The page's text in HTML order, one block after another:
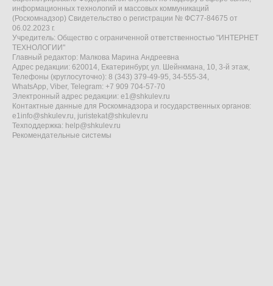
информационных технологий и массовых коммуникаций
(Роскомнадзор) Свидетельство о регистрации № ФС77-84675 от
06.02.2023 г.
Учредитель: Общество с ограниченной ответственностью "ИНТЕРНЕТ
ТЕХНОЛОГИИ"
Главный редактор: Малкова Марина Андреевна
Адрес редакции: 620014, Екатеринбург, ул. Шейнкмана, 10, 3-й этаж,
Телефоны (круглосуточно): 8 (343) 379-49-95, 34-555-34,
WhatsApp, Viber, Telegram: +7 909 704-57-70
Электронный адрес редакции: e1@shkulev.ru
Контактные данные для Роскомнадзора и государственных органов:
e1info@shkulev.ru, juristekat@shkulev.ru
Техподдержка: help@shkulev.ru
Рекомендательные системы